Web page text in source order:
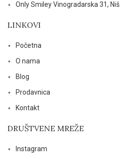
Only Smiley Vinogradarska 31, Niš
LINKOVI
Početna
O nama
Blog
Prodavnica
Kontakt
DRUŠTVENE MREŽE
Instagram